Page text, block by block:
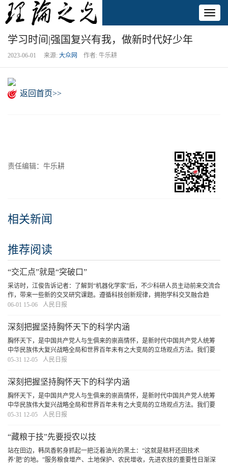
学习时间|强国复兴有我，做新时代好少年
2023-06-01 来源: 大众网 作者: 牛乐耕
返回首页>>
责任编辑：牛乐耕
相关新闻
推荐阅读
“交汇点”就是“突破口”
采访时，江俊告诉记者：了解到“机器化学家”后，不少科研人员主动前来交流合
作，带来一些新的交叉研究课题。遵循科技创新规律，拥抱学科交叉融合趋
势，推动前沿探索、协同研究，我们有信心有能力收获更多原创成果。
06-01 15-06 人民日报
深刻把握坚持胸怀天下的科学内涵
胸怀天下，是中国共产党人与生俱来的崇高情怀，是新时代中国共产党人统筹
中华民族伟大复兴战略全局和世界百年未有之大变局的立场观点方法。我们要
坚持从我国实际出发，坚定不移走自己的路，同时要拓展世界眼光，更好把国
05-31 12-05 人民日报
深刻把握坚持胸怀天下的科学内涵
胸怀天下，是中国共产党人与生俱来的崇高情怀，是新时代中国共产党人统筹
中华民族伟大复兴战略全局和世界百年未有之大变局的立场观点方法。我们要
坚持从我国实际出发，坚定不移走自己的路，同时要拓展世界眼光，更好把国
05-31 12-05 人民日报
“藏粮于技”先要授农以技
站在田边，韩凤香躬身抓起一把泛着油光的黑土：“这就是秸秆还田技术
养‘肥’的地。”服务粮食增产、土地保护、农民增收，先进农技的重要性日渐深